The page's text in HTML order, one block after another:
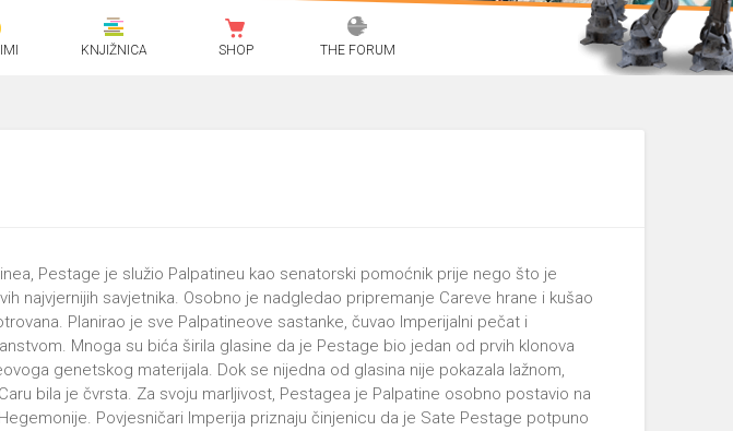
KNJIŽNICA SHOP THE FORUM
Pestage je služio Palpatineu kao senatorski pomoćnik prije nego što je
najvjernijih savjetnika. Osobno je nadgledao pripremanje Careve hrane i kušao
Planirao je sve Palpatineove sastanke, čuvao Imperijalni pečat i
Mnoga su bića širila glasine da je Pestage bio jedan od prvih klonova
genetskog materijala. Dok se nijedna od glasina nije pokazala lažnom,
bila je čvrsta. Za svoju marljivost, Pestagea je Palpatine osobno postavio na
Povjesničari Imperija priznaju činjenicu da je Sate Pestage potpuno